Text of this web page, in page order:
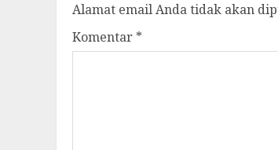
Alamat email Anda tidak akan
Komentar *